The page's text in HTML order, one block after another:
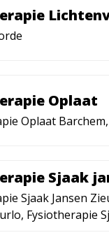
Oplaat
Oplaat
Sjaak
Sjaak Jansen
Fysiotherapie